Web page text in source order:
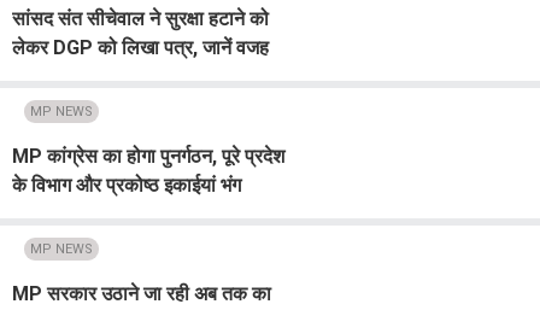
सांसद संत सीचेवाल ने सुरक्षा हटाने को
लेकर DGP को लिखा पत्र, जानें वजह
MP NEWS
MP कांग्रेस का होगा पुनर्गठन, पूरे प्रदेश
के विभाग और प्रकोष्ठ इकाईयां भंग
MP NEWS
MP सरकार उठाने जा रही अब तक का